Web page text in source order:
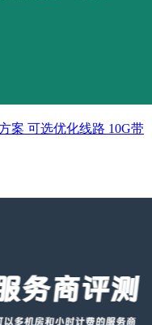
案 可选优化线路 10G带